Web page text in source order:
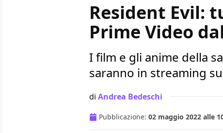
Resident Evil:
Prime Video
I film e gli anime della
saranno in streaming
di Andrea Bedeschi
Pubblicazione: 02 maggio 2022 alle